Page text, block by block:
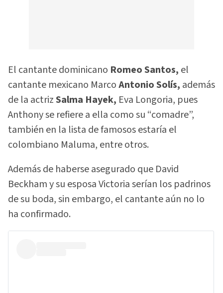
El cantante dominicano Romeo Santos, el
cantante mexicano MarcoAntonio Solís, además
de la actrizSalma Hayek, Eva Longoria, pues
Anthony se refiere a ella como su “comadre”,
también en la lista de famosos estaría el
colombiano Maluma, entre otros.
Además de haberse asegurado que David
Beckham y su esposa Victoria serían los padrinos
de su boda, sin embargo, el cantante aún no lo
ha confirmado.